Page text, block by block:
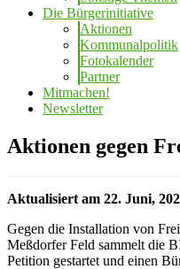
Die Bürgerinitiative
Aktionen
Kommunalpolitik
Fotokalender
Partner
Mitmachen!
Newsletter
Aktionen gegen
Aktualisiert am 22. Juni,
Gegen die Installation von
Meßdorfer Feld sammelt die
Petition gestartet und einen